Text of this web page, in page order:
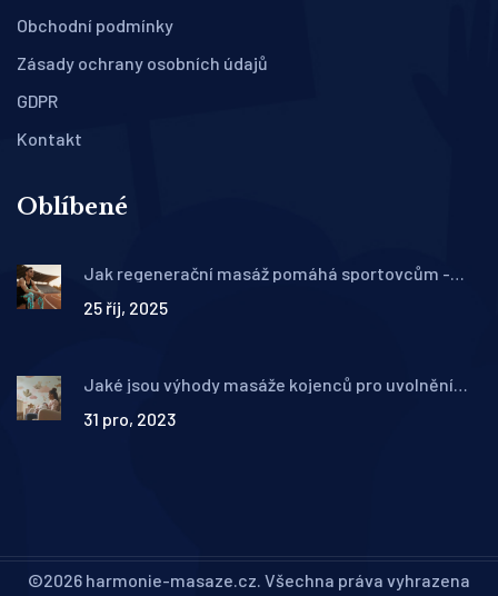
Obchodní podmínky
Zásady ochrany osobních údajů
GDPR
Kontakt
Oblíbené
Jak regenerační masáž pomáhá sportovcům -
25 říj, 2025
Jaké jsou výhody masáže kojenců pro uvolnění
31 pro, 2023
©2026 harmonie-masaze.cz. Všechna práva vyhrazena